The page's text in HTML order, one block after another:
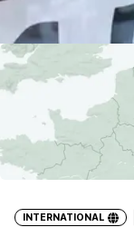
INTERNATIONAL